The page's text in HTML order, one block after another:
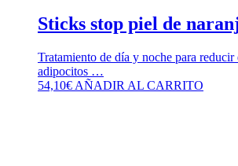
Sticks stop piel de
Tratamiento de día y noche para reducir
adipocitos …
54,10€ AÑADIR AL CARRITO